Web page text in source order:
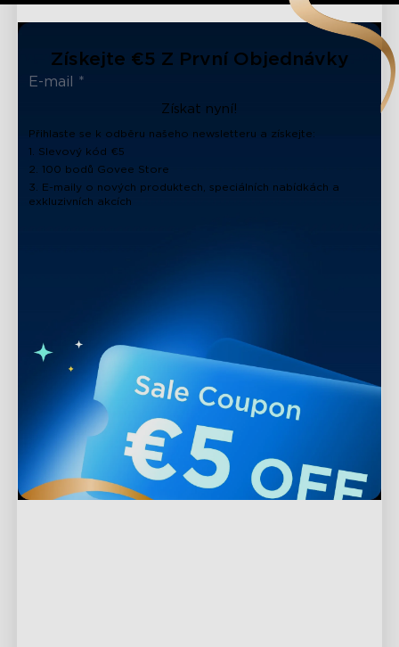
Získejte €5 Z První Objednávky
Získat nyní!
Přihlaste se k odběru našeho newsletteru a získejte:
1. Slevový kód €5
2. 100 bodů Govee Store
3. E-maily o nových produktech, speciálních nabídkách a
exkluzivních akcích